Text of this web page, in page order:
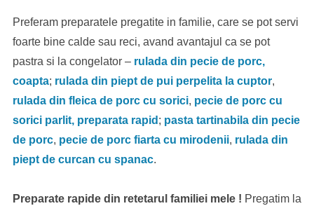
Preferam preparatele pregatite in familie, care se pot servi
foarte bine calde sau reci, avand avantajul ca se pot
pastra si la congelator – rulada din pecie de porc,
coapta; rulada din piept de pui perpelita la cuptor,
rulada din fleica de porc cu sorici, pecie de porc cu
sorici parlit, preparata rapid ; pasta tartinabila din pecie
de porc, pecie de porc fiarta cu mirodenii, rulada din
piept de curcan cu spanac.
Preparate rapide din retetarul familiei mele ! Pregatim la